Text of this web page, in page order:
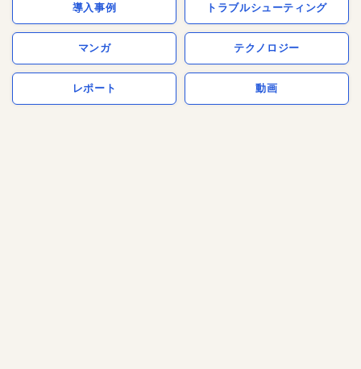
導入事例 トラブルシューティング
マンガ テクノロジー
レポート 動画